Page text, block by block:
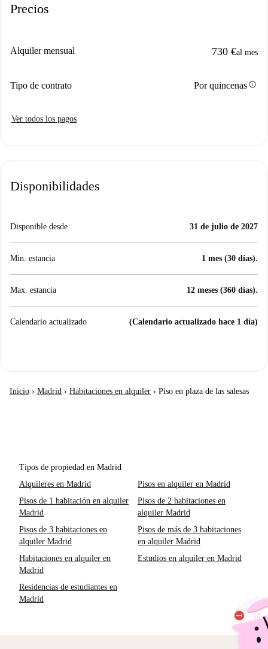
Precios
Alquiler mensual 730 €al mes
Tipo de contrato Por quincenasinfo
Ver todos los pagos
Disponibilidades
Disponible desde 31 de julio de 2027
Min. estancia 1 mes (30 días).
Max. estancia 12 meses (360 días).
Calendario actualizado (Calendario actualizado hace 1 día)
Inicio › Madrid › Habitaciones en alquiler › Piso en plaza de las salesas
Tipos de propiedad en Madrid
Alquileres en Madrid
Pisos en alquiler en Madrid
Pisos de 1 habitación en alquiler
Madrid
Pisos de 2 habitaciones en
alquiler Madrid
Pisos de 3 habitaciones en
alquiler Madrid
Pisos de más de 3 habitaciones
en alquiler Madrid
Habitaciones en alquiler en
Madrid
Estudios en alquiler en Madrid
Residencias de estudiantes en
Madrid